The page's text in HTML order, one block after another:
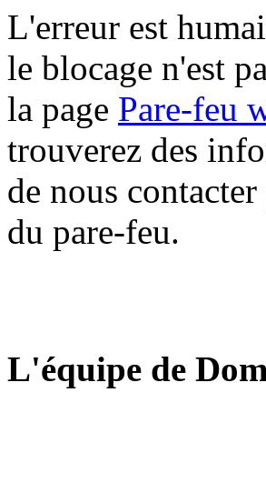
L'erreur est
le blocage n'est
la page Pare-feu
trouverez des
de nous
du pare-feu.
L'équipe de